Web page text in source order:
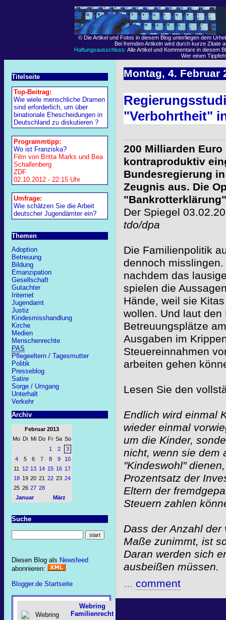
© Die Artikel und Fotos in diesem Blog unterliegen dem
Bei fremden Artikeln wird durch kurze Zitate
Haftungsausschluss: Alle Artikel und Kommentare in diesem
Wer einen
Titelseite
Top-Beitrag:
Wie wiele menschliche Dramen
sind erforderlich, um über
binationale Ehescheidungen in
Deutschland zu diskutieren ?
Programmtipp:
Wo ist Franziska?
Film von Britta Marks und Bea
Schallenberg
ZDF
02.10.2012 - 22:15 Uhr
Umfrage:
Wie schätzen Sie die Arbeit
deutscher Jugendämter ein?
Themen
Adoption
Betreuung
Bildung
Emanzipation
Gesellschaft
Gutachter
Internet
Jugendamt
Justiz
Kindesmisshandlung
Kirche
Medien
Menschenrechte
PAS
Pflegeeltern / Tagesmutter
Politik
Presseblog
Satire
Sorge / Umgang
Unterhalt
Verkehr
Archiv
Februar 2013
Mo Di Mi Do Fr Sa So
1
2
3
4
5 6 7 8 9
10
11
12 13 14 15 16 17
18 19 20 21 22 23 24
25 26 27 28
Januar
März
Suche
Diesen Blog als Newsfeed
abonnieren:
Blogger.de Startseite
Webring
Familienrecht
Montag, 4. Februar
"Verbohrtheit"
200 Milliarden
kontraproduktiv
Bundesregierung
Zeugnis aus. Die
Der Spiegel
tdo/dpa
Die Familienpolitik
dennoch
nachdem das
spielen die
Hände, weil sie
wollen. Und laut
Betreuungsplätze
Ausgaben im
Steuereinnahmen
arbeiten gehen
Lesen Sie den
Endlich wird einmal
wieder einmal
um die Kinder,
nicht, wenn sie dem
"Kindeswohl"
Prozentsatz der
Eltern der
Steuern zahlen
Dass der Anzahl
Maße zunimmt, ist
Daran werden sich
ausbeißen müssen.
... comment